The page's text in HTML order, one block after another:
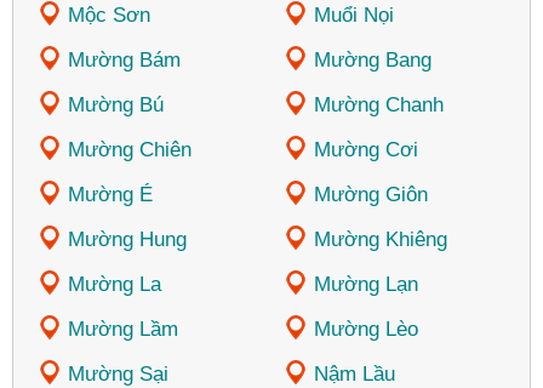
Mộc Sơn
Muổi Nọi
Mường Bám
Mường Bang
Mường Bú
Mường Chanh
Mường Chiên
Mường Cơi
Mường É
Mường Giôn
Mường Hung
Mường Khiêng
Mường La
Mường Lạn
Mường Lầm
Mường Lèo
Mường Sại
Nậm Lầu